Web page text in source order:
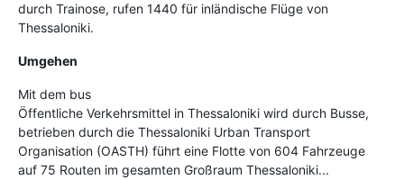
durch Trainose, rufen 1440 für inländische Flüge von
Thessaloniki.
Umgehen
Mit dem bus
Öffentliche Verkehrsmittel in Thessaloniki wird durch Busse,
betrieben durch die Thessaloniki Urban Transport
Organisation (OASTH) führt eine Flotte von 604 Fahrzeuge
auf 75 Routen im gesamten Großraum Thessaloniki...